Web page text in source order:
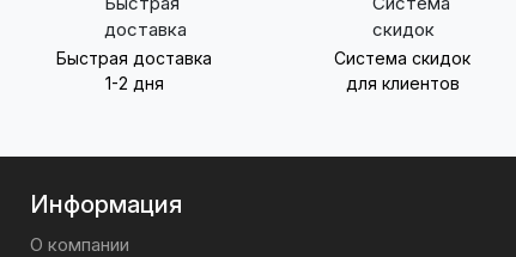
Быстрая доставка
1-2 дня
Система скидок
для клиентов
Информация
О компании